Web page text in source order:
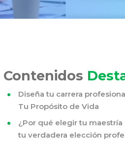
Contenidos
Diseña tu carrera
Tu Propósito de Vida
¿Por qué elegir tu maestría
tu verdadera elección